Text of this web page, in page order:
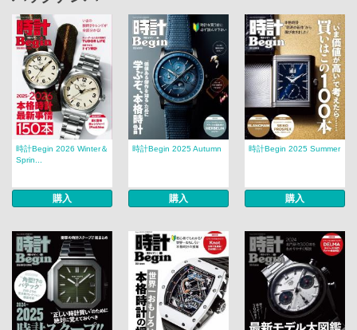
時計Begin 2026 Winter＆
Sprin...
購入
時計Begin 2025 Autumn
購入
時計Begin 2025 Summer
購入